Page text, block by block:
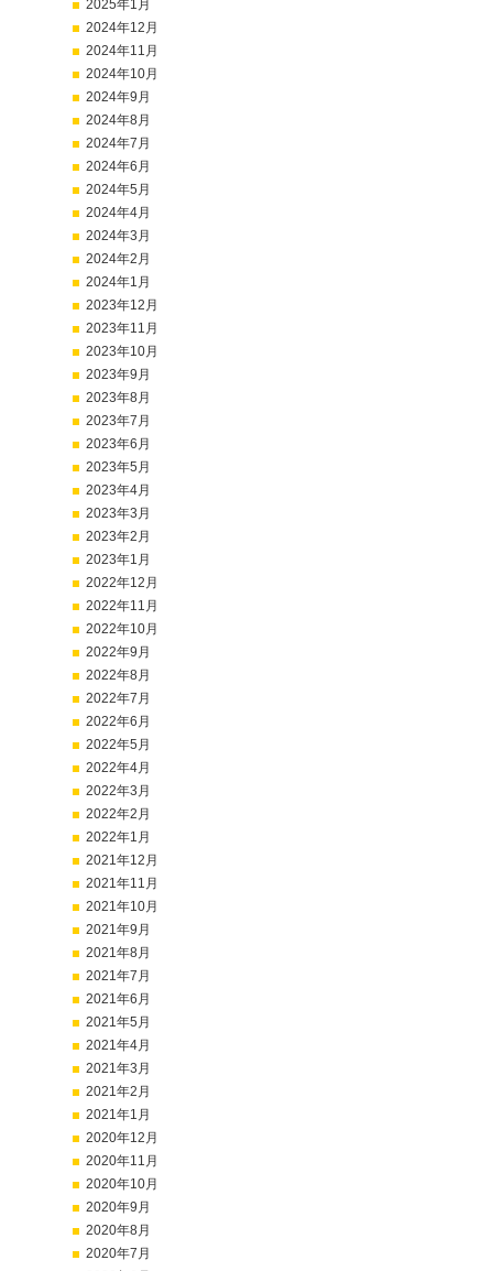
2025年1月
2024年12月
2024年11月
2024年10月
2024年9月
2024年8月
2024年7月
2024年6月
2024年5月
2024年4月
2024年3月
2024年2月
2024年1月
2023年12月
2023年11月
2023年10月
2023年9月
2023年8月
2023年7月
2023年6月
2023年5月
2023年4月
2023年3月
2023年2月
2023年1月
2022年12月
2022年11月
2022年10月
2022年9月
2022年8月
2022年7月
2022年6月
2022年5月
2022年4月
2022年3月
2022年2月
2022年1月
2021年12月
2021年11月
2021年10月
2021年9月
2021年8月
2021年7月
2021年6月
2021年5月
2021年4月
2021年3月
2021年2月
2021年1月
2020年12月
2020年11月
2020年10月
2020年9月
2020年8月
2020年7月